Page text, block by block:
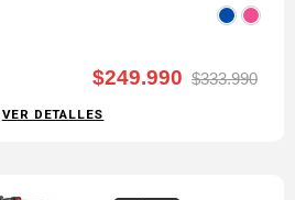
$249.990 $333.990
VER DETALLES